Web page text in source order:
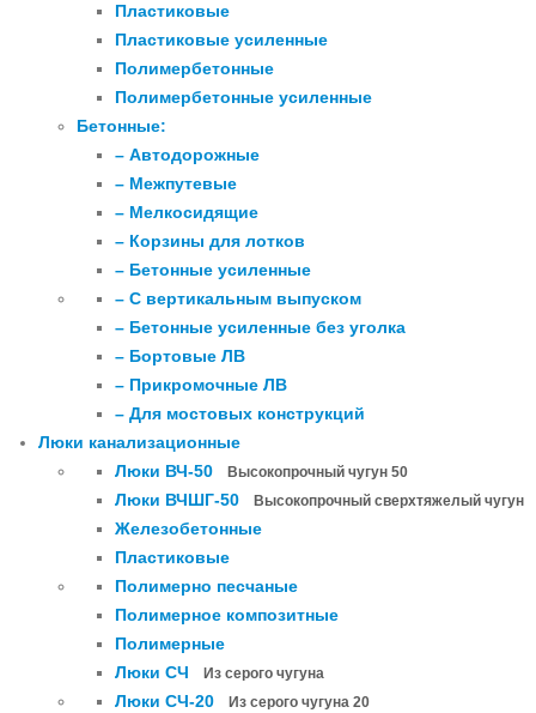
Пластиковые
Пластиковые усиленные
Полимербетонные
Полимербетонные усиленные
Бетонные:
– Автодорожные
– Межпутевые
– Мелкосидящие
– Корзины для лотков
– Бетонные усиленные
– С вертикальным выпуском
– Бетонные усиленные без уголка
– Бортовые ЛВ
– Прикромочные ЛВ
– Для мостовых конструкций
Люки канализационные
Люки ВЧ-50
Высокопрочный чугун 50
Люки ВЧШГ-50 Высокопрочный сверхтяжелый чугун
Железобетонные
Пластиковые
Полимерно песчаные
Полимерное композитные
Полимерные
Люки СЧ
Из серого чугуна
Люки СЧ-20 Из серого чугуна 20